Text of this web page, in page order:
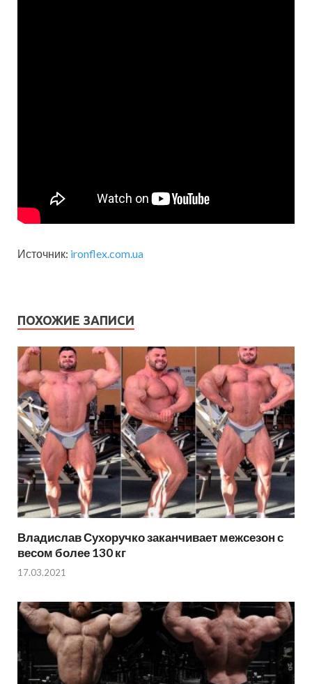
Источник: ironflex.com.ua
ПОХОЖИЕ ЗАПИСИ
Владислав Сухоручко заканчивает межсезон с
весом более 130 кг
17.03.2021